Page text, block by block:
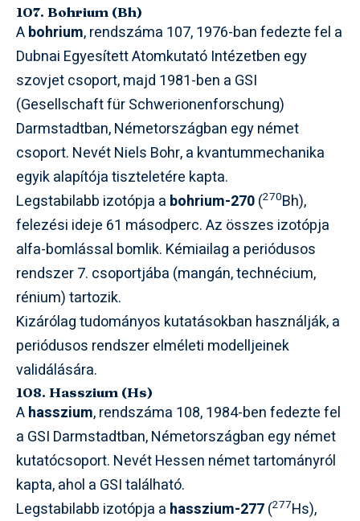
107. Bohrium (Bh)
Abohrium, rendszáma 107, 1976-ban fedezte fel a
Dubnai Egyesített Atomkutató Intézetben egy
szovjet csoport, majd 1981-ben a GSI
(Gesellschaft für Schwerionenforschung)
Darmstadtban, Németországban egy német
csoport. Nevét Niels Bohr, a kvantummechanika
egyik alapítója tiszteletére kapta.
Legstabilabb izotópja a bohrium-270(270Bh),
felezési ideje 61 másodperc. Az összes izotópja
alfa-bomlással bomlik. Kémiailag a periódusos
rendszer 7. csoportjába (mangán, technécium,
rénium) tartozik.
Kizárólag tudományos kutatásokban használják, a
periódusos rendszer elméleti modelljeinek
validálására.
108. Hasszium (Hs)
Ahasszium, rendszáma 108, 1984-ben fedezte fel
a GSI Darmstadtban, Németországban egy német
kutatócsoport. Nevét Hessen német tartományról
kapta, ahol a GSI található.
Legstabilabb izotópja a hasszium-277(277Hs),